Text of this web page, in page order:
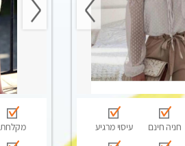
חניה חינם עיסוי מרגיע מקלחת